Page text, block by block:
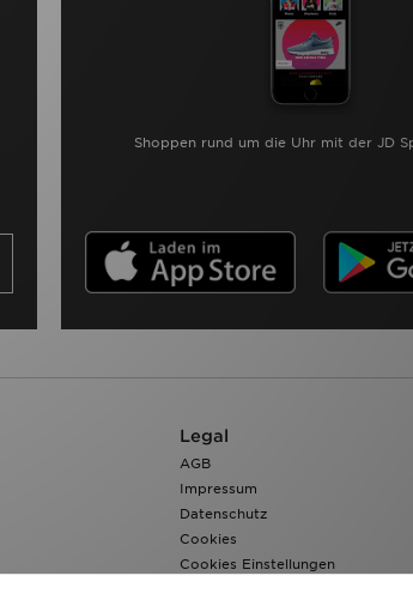
Shoppen rund um die Uhr mit der JD
Legal
AGB
Impressum
Datenschutz
Cookies
Cookies Einstellungen